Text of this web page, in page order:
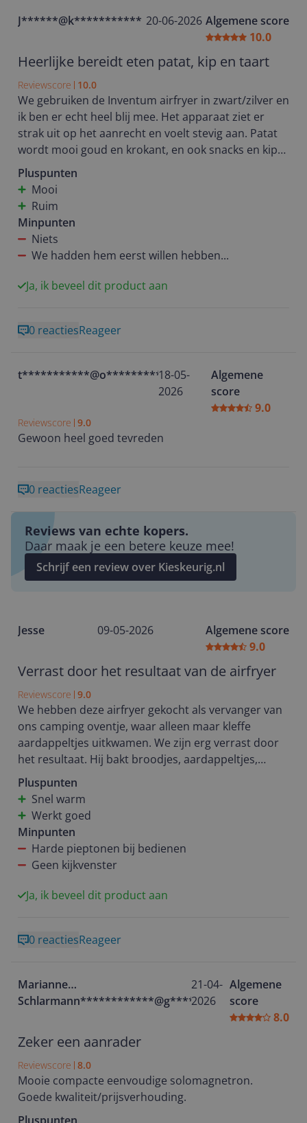
J******@k*********** 20-06-2026 Algemene score
10.0
Heerlijke bereidt eten patat, kip en taart
Reviewscore 10.0
We gebruiken de Inventum airfryer in zwart/zilver en
ik ben er echt heel blij mee. Het apparaat ziet er
strak uit op het aanrecht en voelt stevig aan. Patat
wordt mooi goud en krokant, en ook snacks en kip
komen er verrassend goed uit, zelfs appeltaart is
gelukt. Wat ik vooral fijn vind: hij is snel warm, de
lade schuift soepel en schoonmaken kost bijna geen
moeite.
De inhoud is precies goed voor ons gezin en het
apparaat is stiller dan ik had verwacht. Voor ons is
aanrader
Pluspunten
Mooi
Ruim
Minpunten
Niets
We hadden hem eerst willen hebben...
Ja, ik beveel dit product aan
0 reactiesReageer
t***********@o**********18-05-
2026
Algemene
score
9.0
Reviewscore 9.0
Gewoon heel goed tevreden
0 reactiesReageer
Reviews van echte kopers.
Daar maak je een betere keuze mee!
Schrijf een review over Kieskeurig.nl
Jesse 09-05-2026
Algemene score
9.0
Verrast door het resultaat van de airfryer
Reviewscore 9.0
We hebben deze airfryer gekocht als vervanger van
ons camping oventje, waar alleen maar kleffe
aardappeltjes uitkwamen. We zijn erg verrast door
het resultaat. Hij bakt broodjes, aardappeltjes,
kroketten en kip heerlijk krokant. Voor ons
hoofdstoel namelijk makkelijk en lekker koken op de
camping is de aankoop al geslaagd, maar als
fanatiek thuis bakker ga ik ook eens kijken of er
brood mee te bakken valt.
Pluspunten
Snel warm
Werkt goed
Minpunten
Harde pieptonen bij bedienen
Geen kijkvenster
Ja, ik beveel dit product aan
0 reactiesReageer
Marianne
Schlarmann************@g********
21-04-
2026
Algemene
score
8.0
Zeker een aanrader
Reviewscore 8.0
Mooie compacte eenvoudige solomagnetron.
Goede kwaliteit/prijsverhouding.